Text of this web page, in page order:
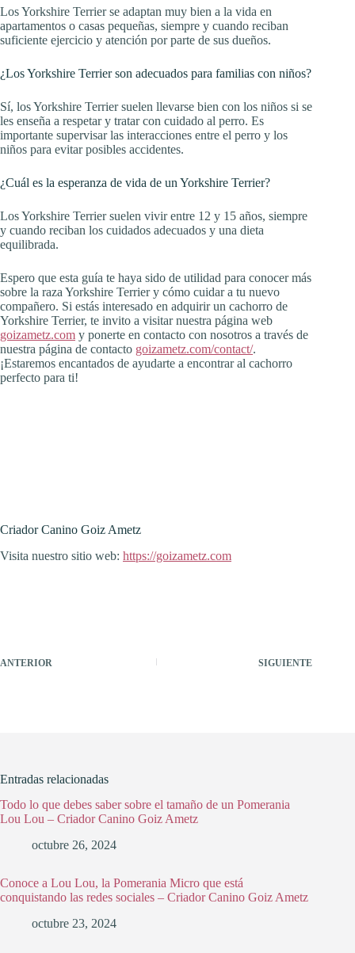
Los Yorkshire Terrier se adaptan muy bien a la vida en
apartamentos o casas pequeñas, siempre y cuando reciban
suficiente ejercicio y atención por parte de sus dueños.
¿Los Yorkshire Terrier son adecuados para familias con niños?
Sí, los Yorkshire Terrier suelen llevarse bien con los niños si se
les enseña a respetar y tratar con cuidado al perro. Es
importante supervisar las interacciones entre el perro y los
niños para evitar posibles accidentes.
¿Cuál es la esperanza de vida de un Yorkshire Terrier?
Los Yorkshire Terrier suelen vivir entre 12 y 15 años, siempre
y cuando reciban los cuidados adecuados y una dieta
equilibrada.
Espero que esta guía te haya sido de utilidad para conocer más
sobre la raza Yorkshire Terrier y cómo cuidar a tu nuevo
compañero. Si estás interesado en adquirir un cachorro de
Yorkshire Terrier, te invito a visitar nuestra página web
goizametz.com y ponerte en contacto con nosotros a través de
nuestra página de contacto goizametz.com/contact/.
¡Estaremos encantados de ayudarte a encontrar al cachorro
perfecto para ti!
Criador Canino Goiz Ametz
Visita nuestro sitio web: https://goizametz.com
ANTERIOR SIGUIENTE
Entradas relacionadas
Todo lo que debes saber sobre el tamaño de un Pomerania
Lou Lou – Criador Canino Goiz Ametz
octubre 26, 2024
Conoce a Lou Lou, la Pomerania Micro que está
conquistando las redes sociales – Criador Canino Goiz Ametz
octubre 23, 2024